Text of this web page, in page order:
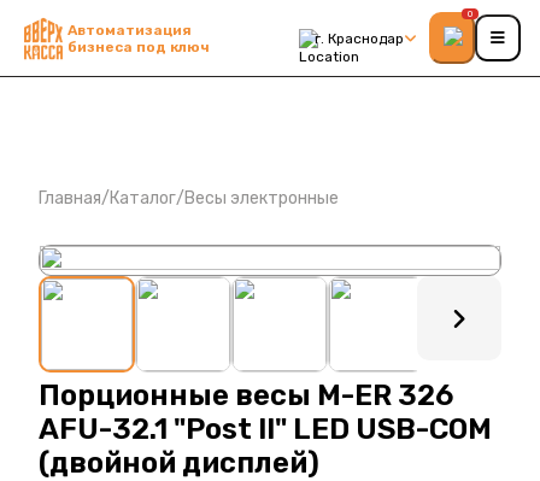
Автоматизация
бизнеса под ключ
г. Краснодар
0
Главная/Каталог/Весы электронные
: ?>
Порционные весы M-ER 326
AFU-32.1 "Post II" LED USB-COM
(двойной дисплей)